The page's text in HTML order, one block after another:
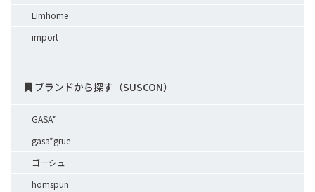
Limhome
import
ブランドから探す（SUSCON）
GASA*
gasa*grue
ゴーシュ
homspun